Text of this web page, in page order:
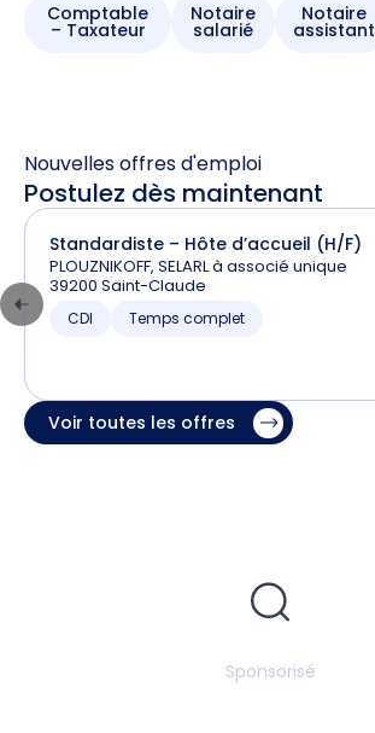
Comptable
– Taxateur
Notaire
salarié
Notaire
assistant
Nouvelles offres d'emploi
Postulez dès maintenant
Standardiste – Hôte d’accueil (H/F)
PLOUZNIKOFF, SELARL à associé unique
39200 Saint-Claude
CDI Temps complet
Voir toutes les offres
Sponsorisé